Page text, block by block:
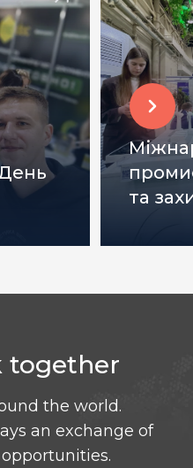
та
together
the world.
an exchange of